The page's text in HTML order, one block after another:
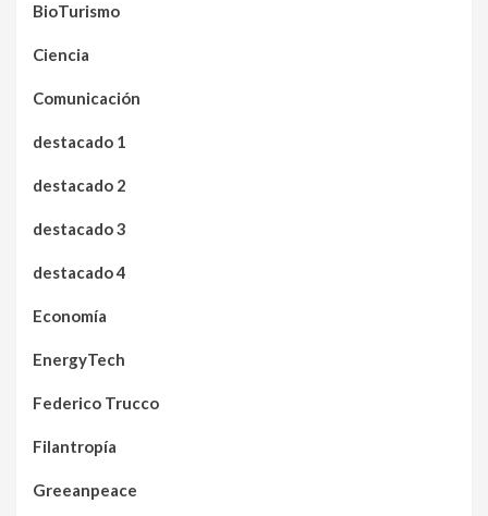
BioTurismo
Ciencia
Comunicación
destacado 1
destacado 2
destacado 3
destacado 4
Economía
EnergyTech
Federico Trucco
Filantropía
Greeanpeace